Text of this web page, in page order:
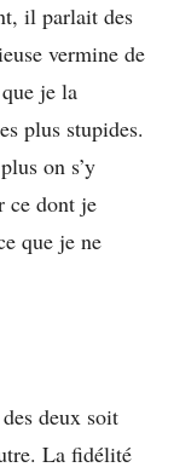
il parlait des
vermine de
je la
plus stupides.
on s’y
ce dont je
que je ne
deux soit
La fidélité